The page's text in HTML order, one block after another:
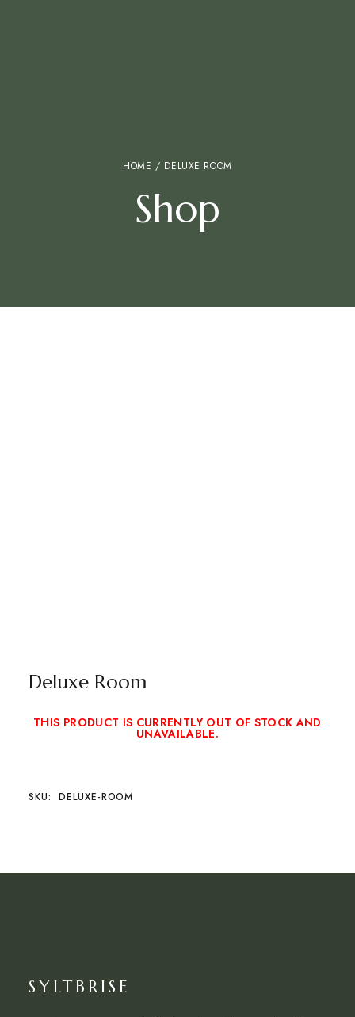
HOME / DELUXE ROOM
Shop
Deluxe Room
THIS PRODUCT IS CURRENTLY OUT OF STOCK AND
UNAVAILABLE.
SKU: DELUXE-ROOM
SYLTBRISE